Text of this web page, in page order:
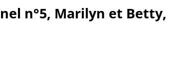
n°5, Marilyn et Betty,